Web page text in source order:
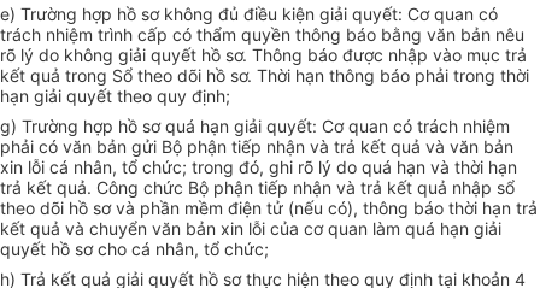
e) Trường hợp hồ sơ không đủ điều kiện giải quyết: Cơ quan có
trách nhiệm trình cấp có thẩm quyền thông báo bằng văn bản nêu
rõ lý do không giải quyết hồ sơ. Thông báo được nhập vào mục trả
kết quả trong Sổ theo dõi hồ sơ. Thời hạn thông báo phải trong thời
hạn giải quyết theo quy định;
g) Trường hợp hồ sơ quá hạn giải quyết: Cơ quan có trách nhiệm
phải có văn bản gửi Bộ phận tiếp nhận và trả kết quả và văn bản
xin lỗi cá nhân, tổ chức; trong đó, ghi rõ lý do quá hạn và thời hạn
trả kết quả. Công chức Bộ phận tiếp nhận và trả kết quả nhập sổ
theo dõi hồ sơ và phần mềm điện tử (nếu có), thông báo thời hạn trả
kết quả và chuyển văn bản xin lỗi của cơ quan làm quá hạn giải
quyết hồ sơ cho cá nhân, tổ chức;
h) Trả kết quả giải quyết hồ sơ thực hiện theo quy định tại khoản 4